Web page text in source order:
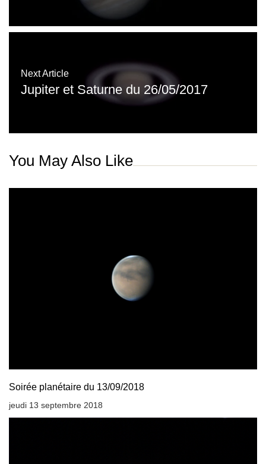
Next Article
Jupiter et Saturne du 26/05/2017
You May Also Like
Soirée planétaire du 13/09/2018
jeudi 13 septembre 2018